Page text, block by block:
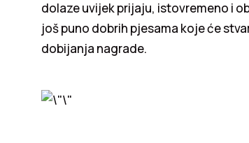
dolaze uvijek prijaju, istovremeno i
još puno dobrih pjesama koje će
dobijanja nagrade.